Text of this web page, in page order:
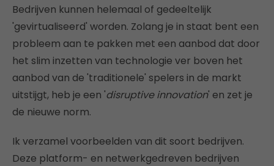
Bedrijven kunnen helemaal of gedeeltelijk
'gevirtualiseerd' worden. Zolang je in staat bent een
probleem aan te pakken met een aanbod dat door
het slim inzetten van technologie ver boven het
aanbod van de 'traditionele' spelers in de markt
uitstijgt, heb je een 'disruptive innovation' en zet je
de nieuwe norm.
Ik verzamel voorbeelden van dit soort bedrijven.
Deze platform- en netwerkgedreven bedrijven